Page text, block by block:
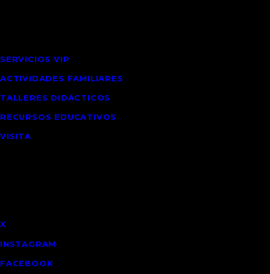
SERVICIOS VIP
ACTIVIDADES FAMILIARES
TALLERES DIDÁCTICOS
RECURSOS EDUCATIVOS
VISITA
X
INSTAGRAM
FACEBOOK